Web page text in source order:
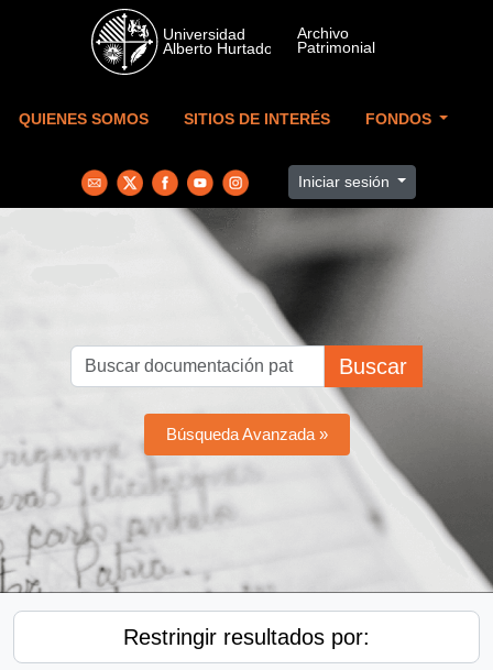
Skip to main content
QUIENES SOMOS SITIOS DE INTERÉS FONDOS
Iniciar sesión
Buscar
Búsqueda Avanzada »
Restringir resultados por: